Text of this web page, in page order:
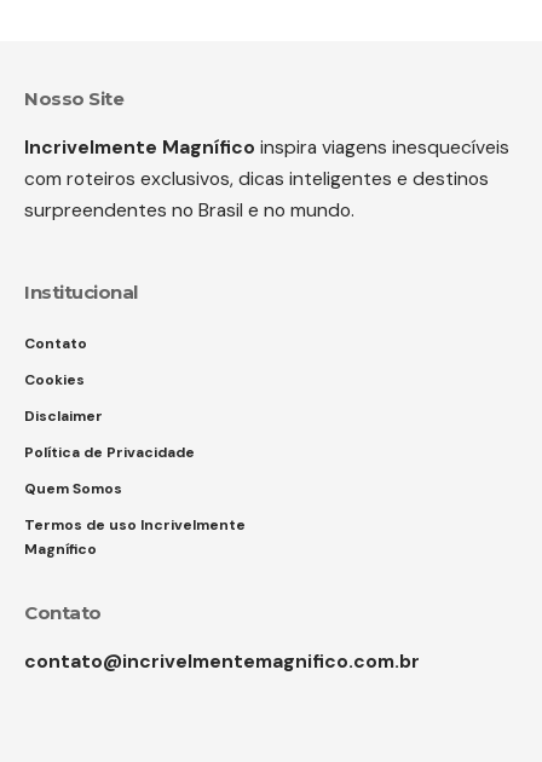
Nosso Site
Incrivelmente Magnífico inspira viagens inesquecíveis
com roteiros exclusivos, dicas inteligentes e destinos
surpreendentes no Brasil e no mundo.
Institucional
Contato
Cookies
Disclaimer
Política de Privacidade
Quem Somos
Termos de uso Incrivelmente
Magnífico
Contato
contato@incrivelmentemagnifico.com.br